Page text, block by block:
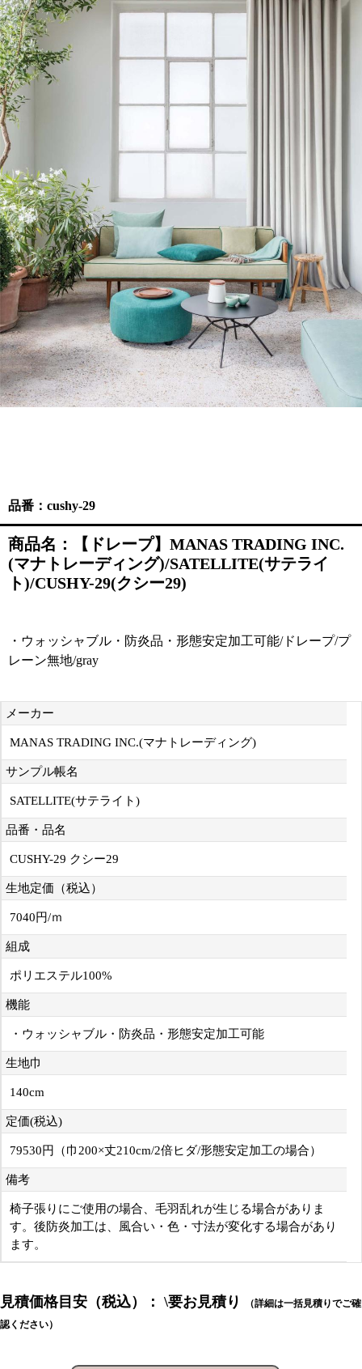
品番：cushy-29
商品名：【ドレープ】MANAS TRADING INC.
(マナトレーディング)/SATELLITE(サテライ
ト)/CUSHY-29(クシー29)
・ウォッシャブル・防炎品・形態安定加工可能/ドレープ/プ
レーン無地/gray
メーカー
MANAS TRADING INC.(マナトレーディング)
サンプル帳名
SATELLITE(サテライト)
品番・品名
CUSHY-29 クシー29
生地定価（税込）
7040円/ｍ
組成
ポリエステル100%
機能
・ウォッシャブル・防炎品・形態安定加工可能
生地巾
140cm
定価(税込)
79530円（巾200×丈210cm/2倍ヒダ/形態安定加工の場合）
備考
椅子張りにご使用の場合、毛羽乱れが生じる場合がありま
す。後防炎加工は、風合い・色・寸法が変化する場合があり
ます。
見積価格目安（税込）： \要お見積り
（詳細は一括見積りでご確
認ください）